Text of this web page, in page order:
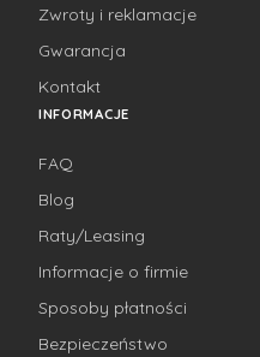
Zwroty i reklamacje
Gwarancja
Kontakt
INFORMACJE
FAQ
Blog
Raty/Leasing
Informacje o firmie
Sposoby płatności
Bezpieczeństwo